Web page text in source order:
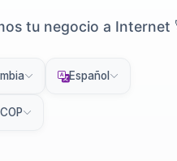
tu negocio a Internet
Español